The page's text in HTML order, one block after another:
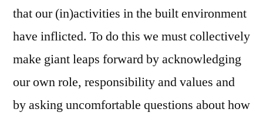
that our (in)activities in the built environment
have inflicted. To do this we must collectively
make giant leaps forward by acknowledging
our own role, responsibility and values and
by asking uncomfortable questions about how